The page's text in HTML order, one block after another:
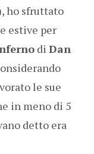
ho sfruttato
estive per
di Dan
le sue
in meno di 5
detto era